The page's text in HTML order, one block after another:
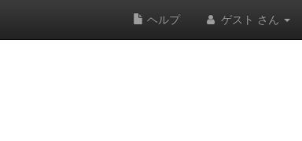
ヘルプ ゲスト さん